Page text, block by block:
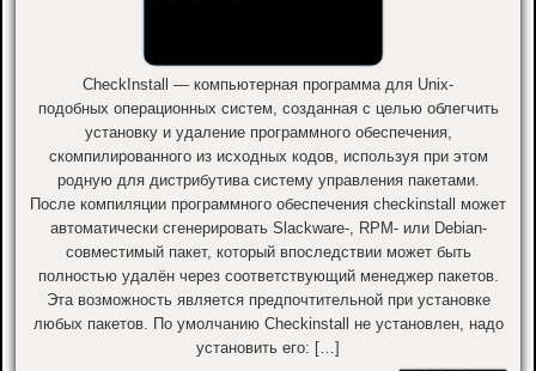
CheckInstall — компьютерная программа для Unix-
подобных операционных систем, созданная с целью облегчить
установку и удаление программного обеспечения,
скомпилированного из исходных кодов, используя при этом
родную для дистрибутива систему управления пакетами.
После компиляции программного обеспечения checkinstall может
автоматически сгенерировать Slackware-, RPM- или Debian-
совместимый пакет, который впоследствии может быть
полностью удалён через соответствующий менеджер пакетов.
Эта возможность является предпочтительной при установке
любых пакетов. По умолчанию Checkinstall не установлен, надо
установить его: […]